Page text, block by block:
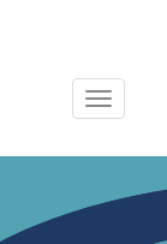
Toggle